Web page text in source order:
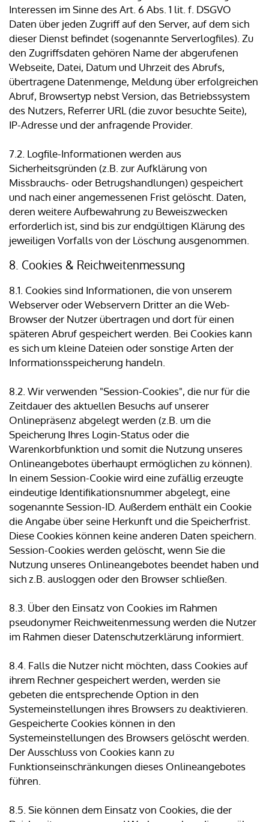
Interessen im Sinne des Art. 6 Abs. 1 lit. f. DSGVO
Daten über jeden Zugriff auf den Server, auf dem sich
dieser Dienst befindet (sogenannte Serverlogfiles). Zu
den Zugriffsdaten gehören Name der abgerufenen
Webseite, Datei, Datum und Uhrzeit des Abrufs,
übertragene Datenmenge, Meldung über erfolgreichen
Abruf, Browsertyp nebst Version, das Betriebssystem
des Nutzers, Referrer URL (die zuvor besuchte Seite),
IP-Adresse und der anfragende Provider.
7.2. Logfile-Informationen werden aus
Sicherheitsgründen (z.B. zur Aufklärung von
Missbrauchs- oder Betrugshandlungen) gespeichert
und nach einer angemessenen Frist gelöscht. Daten,
deren weitere Aufbewahrung zu Beweiszwecken
erforderlich ist, sind bis zur endgültigen Klärung des
jeweiligen Vorfalls von der Löschung ausgenommen.
8. Cookies & Reichweitenmessung
8.1. Cookies sind Informationen, die von unserem
Webserver oder Webservern Dritter an die Web-
Browser der Nutzer übertragen und dort für einen
späteren Abruf gespeichert werden. Bei Cookies kann
es sich um kleine Dateien oder sonstige Arten der
Informationsspeicherung handeln.
8.2. Wir verwenden "Session-Cookies", die nur für die
Zeitdauer des aktuellen Besuchs auf unserer
Onlinepräsenz abgelegt werden (z.B. um die
Speicherung Ihres Login-Status oder die
Warenkorbfunktion und somit die Nutzung unseres
Onlineangebotes überhaupt ermöglichen zu können).
In einem Session-Cookie wird eine zufällig erzeugte
eindeutige Identifikationsnummer abgelegt, eine
sogenannte Session-ID. Außerdem enthält ein Cookie
die Angabe über seine Herkunft und die Speicherfrist.
Diese Cookies können keine anderen Daten speichern.
Session-Cookies werden gelöscht, wenn Sie die
Nutzung unseres Onlineangebotes beendet haben und
sich z.B. ausloggen oder den Browser schließen.
8.3. Über den Einsatz von Cookies im Rahmen
pseudonymer Reichweitenmessung werden die Nutzer
im Rahmen dieser Datenschutzerklärung informiert.
8.4. Falls die Nutzer nicht möchten, dass Cookies auf
ihrem Rechner gespeichert werden, werden sie
gebeten die entsprechende Option in den
Systemeinstellungen ihres Browsers zu deaktivieren.
Gespeicherte Cookies können in den
Systemeinstellungen des Browsers gelöscht werden.
Der Ausschluss von Cookies kann zu
Funktionseinschränkungen dieses Onlineangebotes
führen.
8.5. Sie können dem Einsatz von Cookies, die der